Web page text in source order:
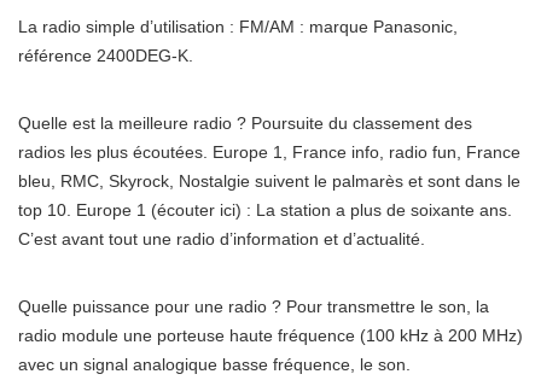
La radio simple d’utilisation : FM/AM : marque Panasonic,
référence 2400DEG-K.
Quelle est la meilleure radio ? Poursuite du classement des
radios les plus écoutées. Europe 1, France info, radio fun, France
bleu, RMC, Skyrock, Nostalgie suivent le palmarès et sont dans le
top 10. Europe 1 (écouter ici) : La station a plus de soixante ans.
C’est avant tout une radio d’information et d’actualité.
Quelle puissance pour une radio ? Pour transmettre le son, la
radio module une porteuse haute fréquence (100 kHz à 200 MHz)
avec un signal analogique basse fréquence, le son.